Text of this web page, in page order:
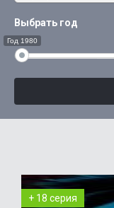
Выбрать год
Год 1980
+ 18 серия